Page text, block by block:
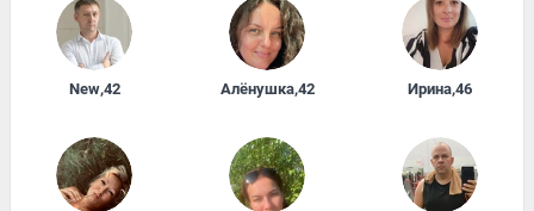
New,42 Алёнушка,42 Ирина,46